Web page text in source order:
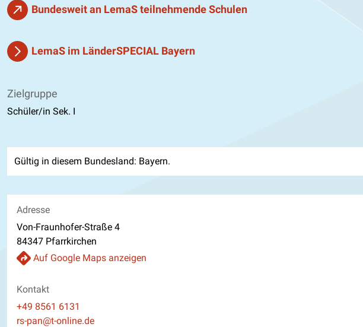
Bundesweit an LemaS teilnehmende Schulen
LemaS im LänderSPECIAL Bayern
Zielgruppe
Schüler/in Sek. I
Gültig in diesem Bundesland: Bayern.
Adresse
Von-Fraunhofer-Straße 4
84347 Pfarrkirchen
Auf Google Maps anzeigen
Kontakt
Telefon
+49 8561 6131
E-Mail
rs-pan@t-online.de